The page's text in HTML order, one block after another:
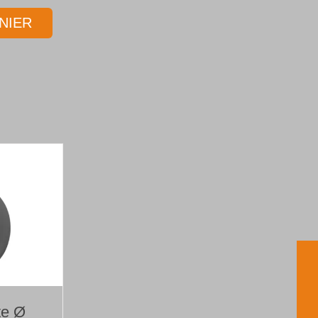
Ø